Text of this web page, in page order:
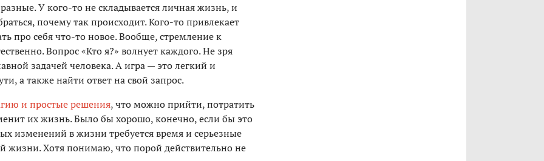
У кого-то не складывается личная жизнь, и
почему так происходит. Кого-то привлекает
про себя что-то новое. Вообще, стремление к
Вопрос «Кто я?» волнует каждого. Не зря
задачей человека. А игра — это легкий и
а также найти ответ на свой запрос.
и простые решения, что можно прийти, потратить
их жизнь. Было бы хорошо, конечно, если бы это
изменений в жизни требуется время и серьезные
жизни. Хотя понимаю, что порой действительно не